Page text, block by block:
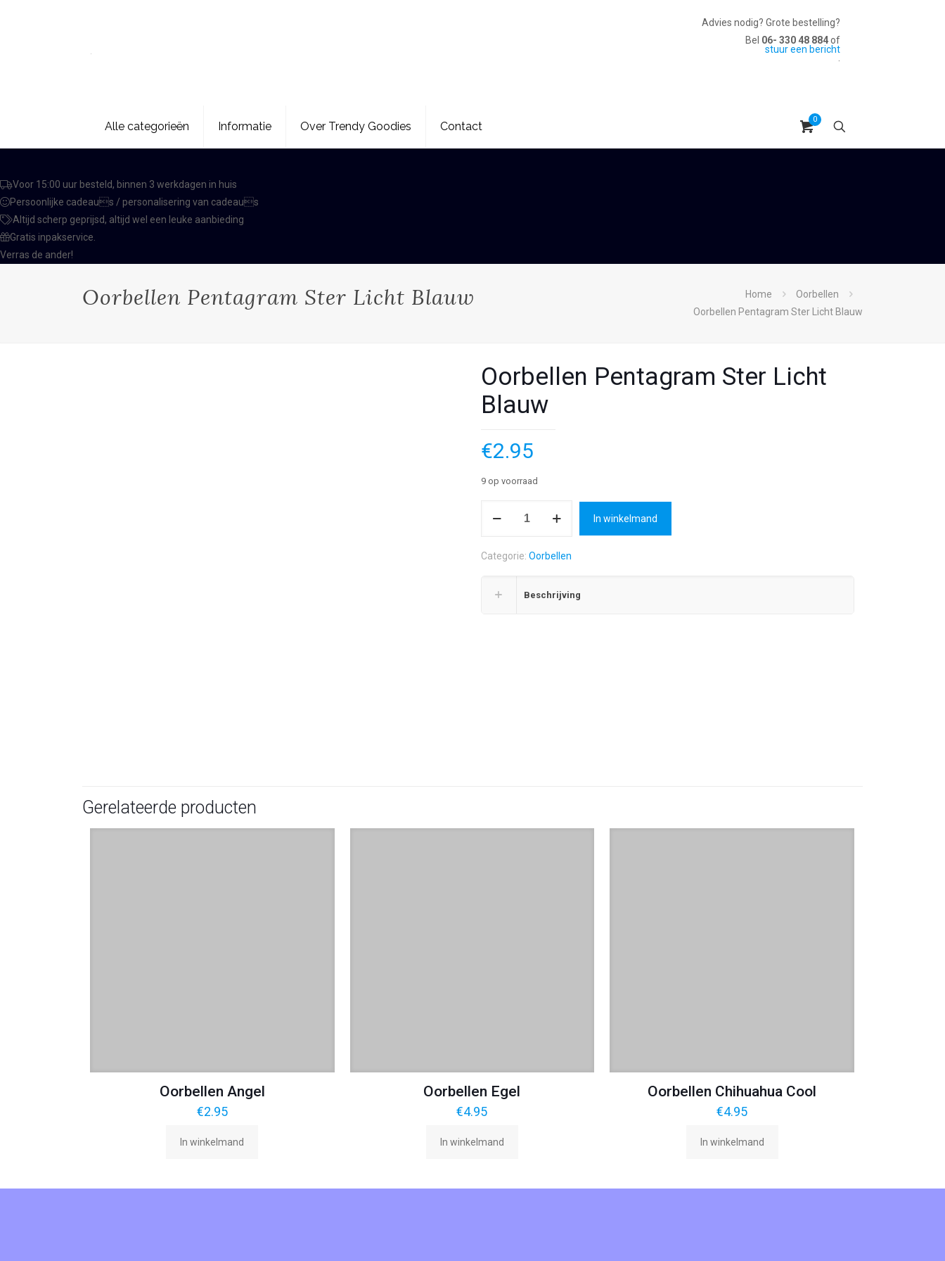
Alle categorieën Informatie Over Trendy Goodies Contact
Advies nodig? Grote bestelling?
Bel 06- 330 48 884of
stuur een bericht
0
Voor 15:00 uur besteld, binnen 3 werkdagen in huis
Persoonlijke cadeaus / personalisering van cadeaus
Altijd scherp geprijsd, altijd wel een leuke aanbieding
Gratis inpakservice.
Verras de ander!
Oorbellen Pentagram Ster Licht Blauw Home
Oorbellen
Oorbellen Pentagram Ster Licht Blauw
Oorbellen Pentagram Ster Licht
Blauw
€2.95
9 op voorraad
Pentagram
Licht
aantal
In winkelmand
Categorie: Oorbellen
Beschrijving
Gerelateerde producten
Oorbellen Angel
€2.95
In winkelmand
Oorbellen Egel
€4.95
In winkelmand
Oorbellen Chihuahua Cool
€4.95
In winkelmand